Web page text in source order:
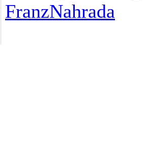
FranzNahrada